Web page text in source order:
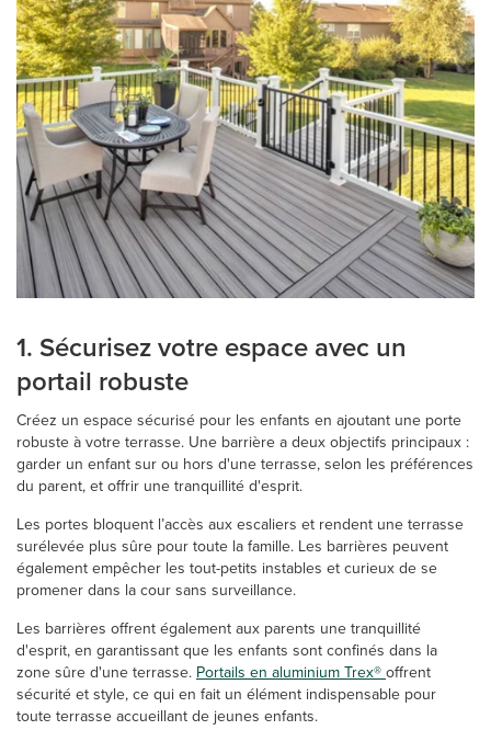
1. Sécurisez votre espace avec un
portail robuste
Créez un espace sécurisé pour les enfants en ajoutant une porte
robuste à votre terrasse. Une barrière a deux objectifs principaux :
garder un enfant sur ou hors d'une terrasse, selon les préférences
du parent, et offrir une tranquillité d'esprit.
Les portes bloquent l’accès aux escaliers et rendent une terrasse
surélevée plus sûre pour toute la famille. Les barrières peuvent
également empêcher les tout-petits instables et curieux de se
promener dans la cour sans surveillance.
Les barrières offrent également aux parents une tranquillité
d'esprit, en garantissant que les enfants sont confinés dans la
zone sûre d'une terrasse.Portails en aluminium Trex®offrent
sécurité et style, ce qui en fait un élément indispensable pour
toute terrasse accueillant de jeunes enfants.